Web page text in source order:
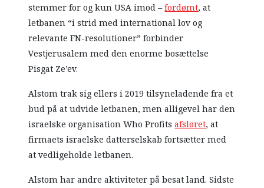
stemmer for og kun USA imod –fordømt, at
letbanen “i strid med international lov og
relevante FN-resolutioner” forbinder
Vestjerusalem med den enorme bosættelse
Pisgat Ze’ev.
Alstom trak sig ellers i 2019 tilsyneladende fra et
bud på at udvide letbanen, men alligevel har den
israelske organisation Who Profitsafsløret, at
firmaets israelske datterselskab fortsætter med
at vedligeholde letbanen.
Alstom har andre aktiviteter på besat land. Sidste